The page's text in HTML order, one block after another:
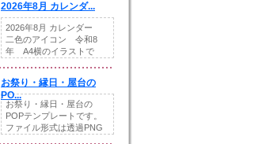
2026年8月 カレンダ...
2026年8月 カレンダー
二色のアイコン 令和8
年 A4横のイラストで
お祭り・縁日・屋台の
PO...
お祭り・縁日・屋台の
POPテンプレートです。
ファイル形式は透過PNG